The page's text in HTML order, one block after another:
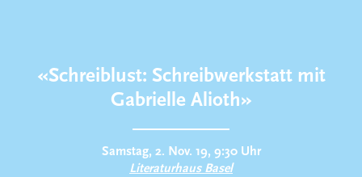
«Schreiblust: Schreibwerkstatt mit
Gabrielle Alioth»
Samstag, 2. Nov. 19, 9:30 Uhr
Literaturhaus Basel